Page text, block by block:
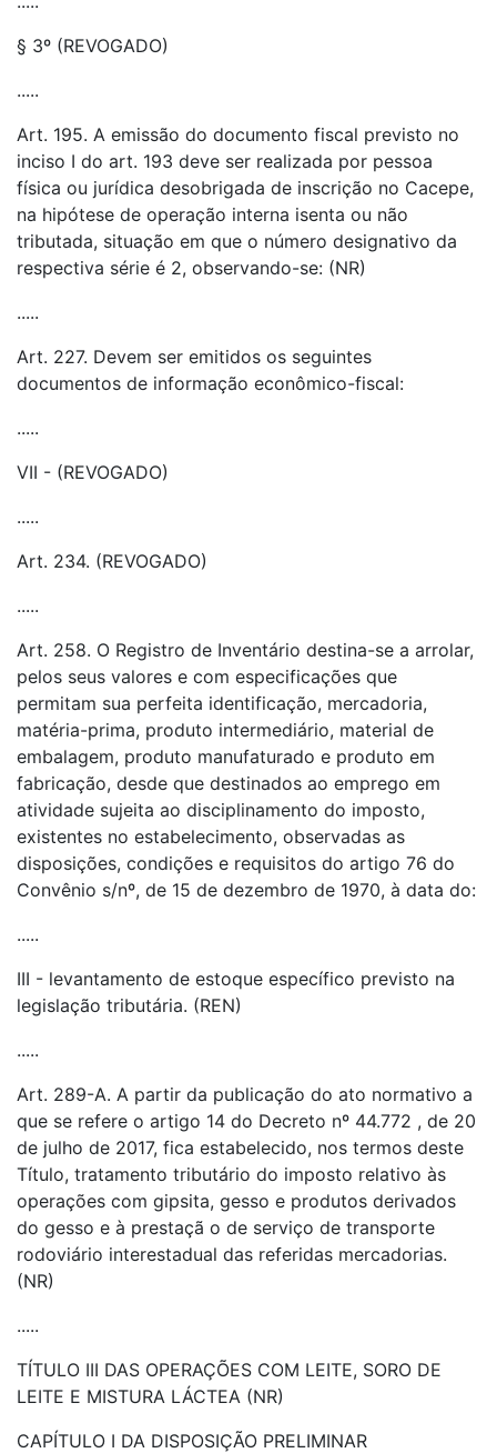
§ 3º (REVOGADO)
.....
Art. 195. A emissão do documento fiscal previsto no
inciso I do art. 193 deve ser realizada por pessoa
física ou jurídica desobrigada de inscrição no Cacepe,
na hipótese de operação interna isenta ou não
tributada, situação em que o número designativo da
respectiva série é 2, observando-se: (NR)
.....
Art. 227. Devem ser emitidos os seguintes
documentos de informação econômico-fiscal:
.....
VII - (REVOGADO)
.....
Art. 234. (REVOGADO)
.....
Art. 258. O Registro de Inventário destina-se a arrolar,
pelos seus valores e com especificações que
permitam sua perfeita identificação, mercadoria,
matéria-prima, produto intermediário, material de
embalagem, produto manufaturado e produto em
fabricação, desde que destinados ao emprego em
atividade sujeita ao disciplinamento do imposto,
existentes no estabelecimento, observadas as
disposições, condições e requisitos do artigo 76 do
Convênio s/nº, de 15 de dezembro de 1970, à data do:
.....
III - levantamento de estoque específico previsto na
legislação tributária. (REN)
.....
Art. 289-A. A partir da publicação do ato normativo a
que se refere o artigo 14 do Decreto nº 44.772 , de 20
de julho de 2017, fica estabelecido, nos termos deste
Título, tratamento tributário do imposto relativo às
operações com gipsita, gesso e produtos derivados
do gesso e à prestaçã o de serviço de transporte
rodoviário interestadual das referidas mercadorias.
(NR)
.....
TÍTULO III DAS OPERAÇÕES COM LEITE, SORO DE
LEITE E MISTURA LÁCTEA (NR)
CAPÍTULO I DA DISPOSIÇÃO PRELIMINAR